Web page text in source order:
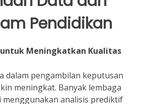
Pendidikan
untuk Meningkatkan Kualitas
dalam pengambilan keputusan
meningkat. Banyak lembaga
menggunakan analisis prediktif